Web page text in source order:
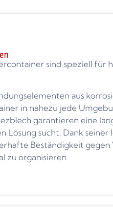
sind speziell für
aus
in nahezu jede
garantieren eine
Lösung sucht. Dank
Beständigkeit
zu organisieren.